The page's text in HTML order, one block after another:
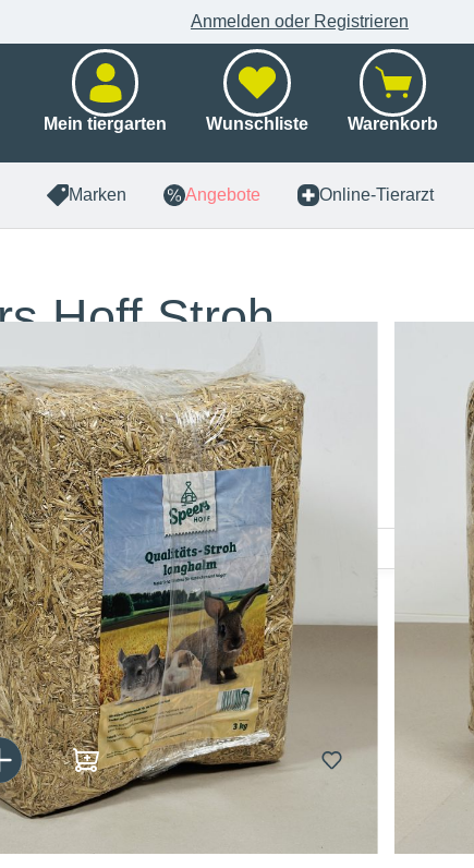
Anmelden oder Registrieren
Mein tiergarten Wunschliste Warenkorb
Marken Angebote Online-Tierarzt
Hoff Stroh
kg
den gewünschten Wert ein oder benutze die Schaltflächen um die Anzahl zu
In den Warenkorb
bei dir